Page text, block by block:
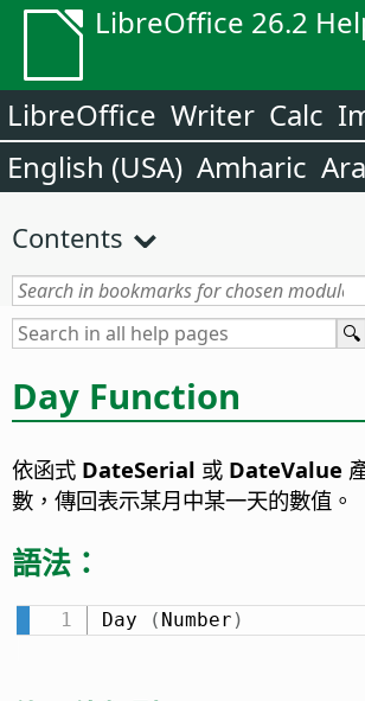
LibreOffice 26.2
LibreOffice Writer Calc
English (USA) Amharic
Contents
Day Function
依函式 DateSerial 或 DateValue
數，傳回表示某月中某一天的數值。
語法 ：
Day ( Number )